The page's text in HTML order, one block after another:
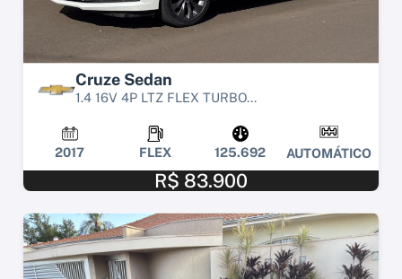
Cruze Sedan
1.4 16V 4P LTZ FLEX TURBO...
2017 FLEX 125.692 AUTOMÁTICO
R$ 83.900